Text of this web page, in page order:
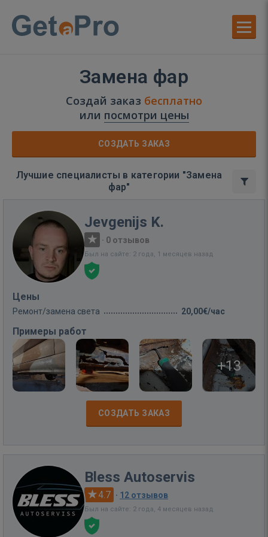
Замена фар
Создай заказ бесплатно
или посмотри цены
СОЗДАТЬ ЗАКАЗ
Лучшие специалисты в категории "Замена
фар"
Jevgenijs K.
· 0 отзывов
Был на сайте: 2 года, 1 месяцев назад
Цены
Ремонт/замена света 20,00€/час
Примеры работ
+13
СОЗДАТЬ ЗАКАЗ
Bless Autoservis
4.7 · 12 отзывов
Был на сайте: 2 года, 4 месяцев назад